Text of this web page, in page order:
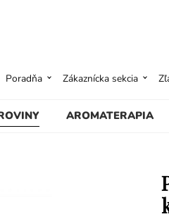
AROMATERAPIA
Poradňa Zákaznícka sekcia